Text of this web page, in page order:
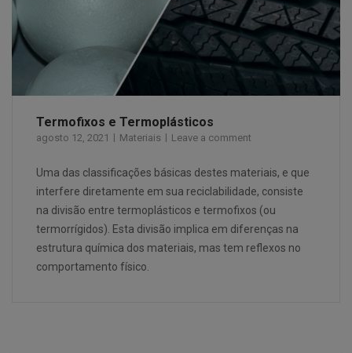
Termofixos e Termoplásticos
agosto 12, 2021 Materiais Leave a comment
Uma das classificações básicas destes materiais, e que
interfere diretamente em sua reciclabilidade, consiste
na divisão entre termoplásticos e termofixos (ou
termorrígidos). Esta divisão implica em diferenças na
estrutura química dos materiais, mas tem reflexos no
comportamento físico.